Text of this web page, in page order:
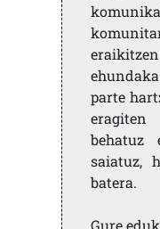
parte
behatuz
saiatuz,
batera.
Gure